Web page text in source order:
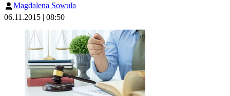
Magdalena Sowula
06.11.2015 | 08:50